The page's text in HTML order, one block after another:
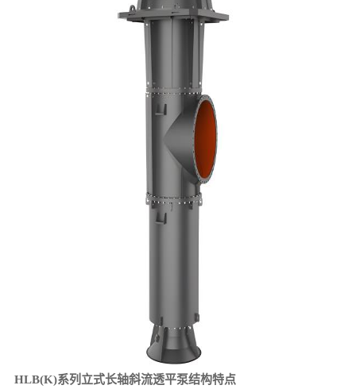
HLB(K)系列立式长轴斜流透平泵结构特点